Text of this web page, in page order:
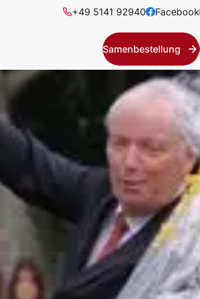
+49 5141 92940 Facebook
Samenbestellung